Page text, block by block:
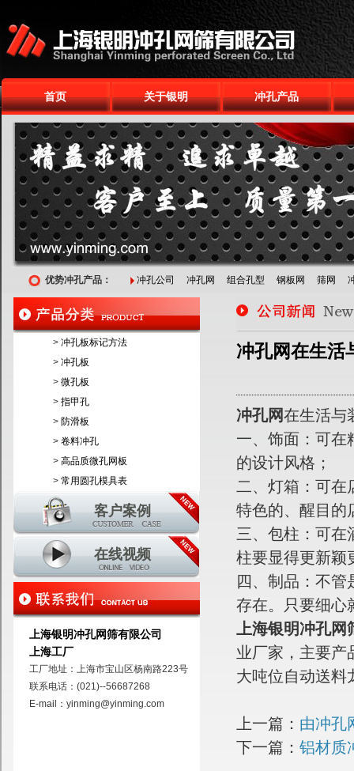
首页 关于银明 冲孔产品
优势冲孔产品： 冲孔公司 冲孔网 组合孔型 钢板网 筛网
> 冲孔板标记方法
> 冲孔板
> 微孔板
> 指甲孔
> 防滑板
> 卷料冲孔
> 高品质微孔网板
> 常用圆孔模具表
客户案例
在线视频
上海银明冲孔网筛有限公司
上海工厂
工厂地址：上海市宝山区杨南路223号
联系电话：(021)--56687268
E-mail：yinming@yinming.com
冲孔网在生活
冲孔网在生活与
一、饰面：可在
的设计风格；
二、灯箱：可在
特色的、醒目的
三、包柱：可在
柱要显得更新颖
四、制品：不
存在。只要细
上海银明冲孔网
业厂家，主要产
大吨位自动送料
上一篇： 由冲孔
下一篇： 铝材质